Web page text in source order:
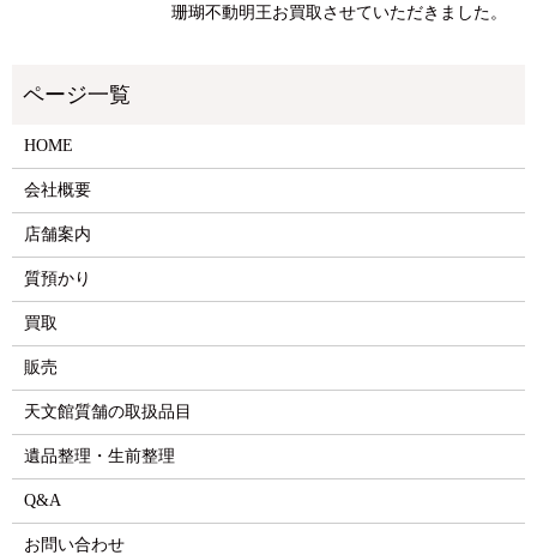
珊瑚不動明王お買取させていただきました。
HOME
会社概要
店舗案内
質預かり
買取
販売
天文館質舗の取扱品目
遺品整理・生前整理
Q&A
お問い合わせ